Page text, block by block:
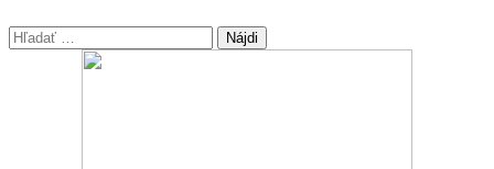
Hľadať: